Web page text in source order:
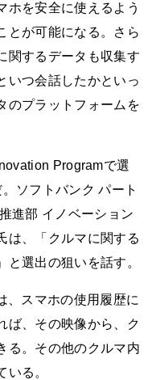
ホを安全に使えるよう
とが可能になる。さら
関するデータも収集す
いつ会話したかといっ
のプラットフォームを
Programで選
ソフトバンク パート
進部 イノベーション
は、「クルマに関する
選出の狙いを話す。
、スマホの使用履歴に
ば、その映像から、ク
る。その他のクルマ内
いる。